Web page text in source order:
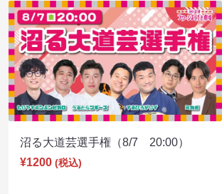
沼る大道芸選手権（8/7 20:00）
¥1200 (税込)